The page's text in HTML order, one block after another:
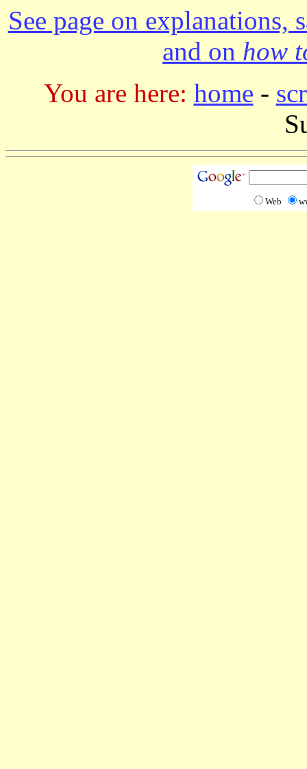
See page on explanations,
and on how
You are here: home -
Web